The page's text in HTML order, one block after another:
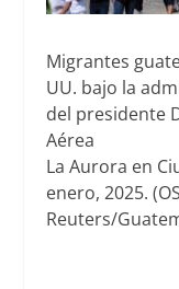
Migrantes
UU. bajo la
del presidente
Aérea
La Aurora en
enero, 2025.
Reuters/